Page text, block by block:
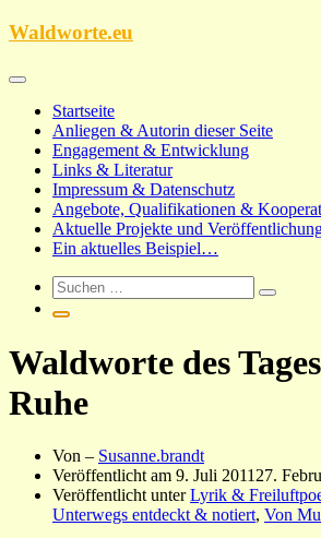
Zum
Waldworte.eu
Startseite
Anliegen & Autorin dieser Seite
Engagement & Entwicklung
Links & Literatur
Impressum & Datenschutz
Angebote, Qualifikationen &
Aktuelle Projekte und
Ein aktuelles Beispiel…
Waldworte des
Ruhe
Von – Susanne.brandt
Veröffentlicht am 9. Juli 2011 27.
Veröffentlicht unterLyrik &
Unterwegs entdeckt & notiert, Von